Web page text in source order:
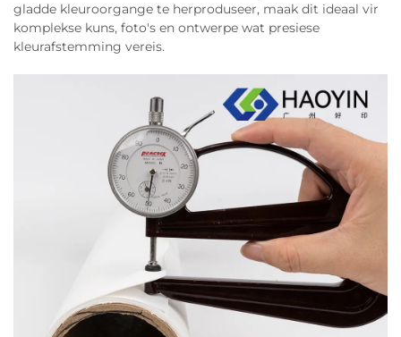
gladde kleuroorgange te herproduseer, maak dit ideaal vir
komplekse kuns, foto's en ontwerpe wat presiese
kleurafstemming vereis.